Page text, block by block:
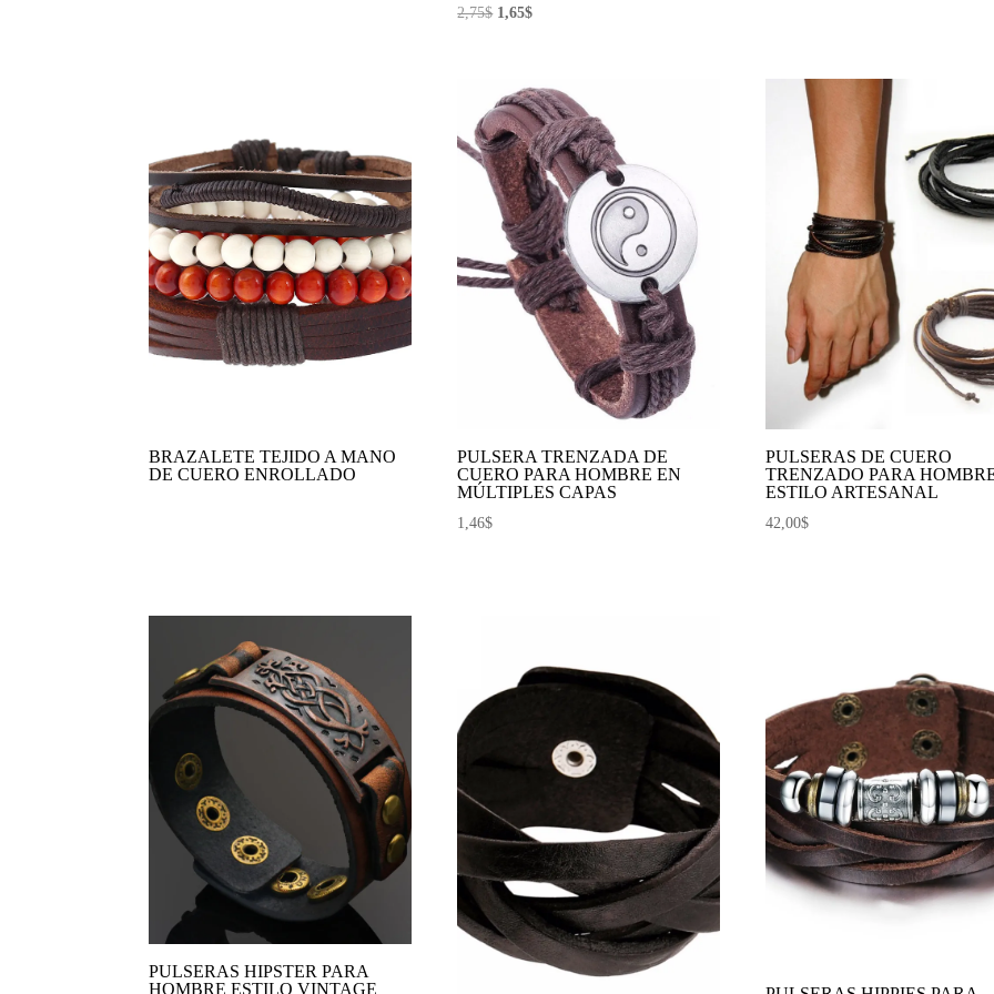
2,75$ El
era:
2,75$.
1,65$El
es:
1,65$.
BRAZALETE TEJIDO A MANO
DE CUERO ENROLLADO
PULSERA TRENZADA DE
CUERO PARA HOMBRE EN
MÚLTIPLES CAPAS
1,46$
PULSERAS DE CUERO
TRENZADO PARA
ESTILO ARTESANAL
42,00$
PULSERAS HIPSTER PARA
HOMBRE ESTILO VINTAGE